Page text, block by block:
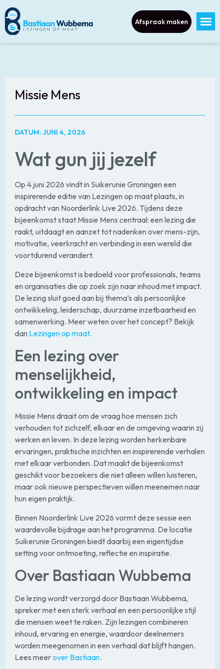
Afspraak maken
Missie Mens
DATUM: JUNI 4, 2026
Wat gun jij jezelf
Op 4 juni 2026 vindt in Suikerunie Groningen een
inspirerende editie van Lezingen op maat plaats, in
opdracht van Noorderlink Live 2026. Tijdens deze
bijeenkomst staat Missie Mens centraal: een lezing die
raakt, uitdaagt en aanzet tot nadenken over mens-zijn,
motivatie, veerkracht en verbinding in een wereld die
voortdurend verandert.
Deze bijeenkomst is bedoeld voor professionals, teams
en organisaties die op zoek zijn naar inhoud met impact.
De lezing sluit goed aan bij thema’s als persoonlijke
ontwikkeling, leiderschap, duurzame inzetbaarheid en
samenwerking. Meer weten over het concept? Bekijk
dan Lezingen op maat.
Een lezing over
menselijkheid,
ontwikkeling en impact
Missie Mens draait om de vraag hoe mensen zich
verhouden tot zichzelf, elkaar en de omgeving waarin zij
werken en leven. In deze lezing worden herkenbare
ervaringen, praktische inzichten en inspirerende verhalen
met elkaar verbonden. Dat maakt de bijeenkomst
geschikt voor bezoekers die niet alleen willen luisteren,
maar ook nieuwe perspectieven willen meenemen naar
hun eigen praktijk.
Binnen Noorderlink Live 2026 vormt deze sessie een
waardevolle bijdrage aan het programma. De locatie
Suikerunie Groningen biedt daarbij een eigentijdse
setting voor ontmoeting, reflectie en inspiratie.
Over Bastiaan Wubbema
De lezing wordt verzorgd door Bastiaan Wubbema,
spreker met een sterk verhaal en een persoonlijke stijl
die mensen weet te raken. Zijn lezingen combineren
inhoud, ervaring en energie, waardoor deelnemers
worden meegenomen in een verhaal dat blijft hangen.
Lees meerover Bastiaan.